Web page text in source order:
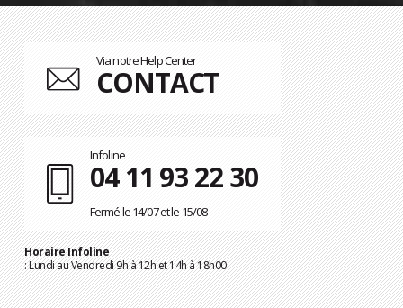
Via notre Help Center
CONTACT
Infoline
04 11 93 22 30
Fermé le 14/07 et le 15/08
Horaire Infoline
: Lundi au Vendredi 9h à 12h et 14h à 18h00